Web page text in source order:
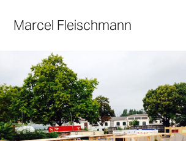
Marcel Fleischmann